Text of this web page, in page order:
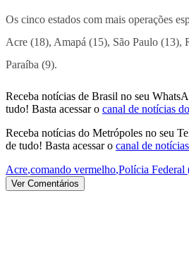
Os cinco estados com mais operações
Acre (18), Amapá (15), São Paulo (13),
Paraíba (9).
Receba notícias de Brasil no seu
tudo! Basta acessar o canal de notícias
Receba notícias do Metrópoles no seu
de tudo! Basta acessar o canal de
Acre,comando vermelho,Polícia Federal
Ver Comentários